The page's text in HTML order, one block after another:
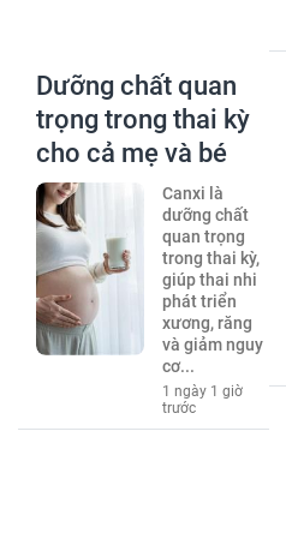
Dưỡng chất quan
trọng trong thai kỳ
cho cả mẹ và bé
Canxi là
dưỡng chất
quan trọng
trong thai kỳ,
giúp thai nhi
phát triển
xương, răng
và giảm nguy
cơ...
1 ngày 1 giờ
trước